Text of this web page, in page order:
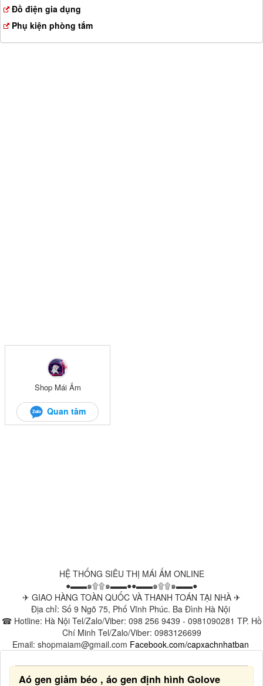
Đồ điện gia dụng
Phụ kiện phòng tắm
HỆ THỐNG SIÊU THỊ MÁI ẤM ONLINE
●▬▬๑۩۩๑▬▬●●▬▬๑۩۩๑▬▬●
✈ GIAO HÀNG TOÀN QUỐC VÀ THANH TOÁN TẠI NHÀ ✈
Địa chỉ: Số 9 Ngõ 75, Phố Vĩnh Phúc. Ba Đình Hà Nội
☎ Hotline: Hà Nội Tel/Zalo/Viber: 098 256 9439 - 0981090281 TP. Hồ
Chí Minh Tel/Zalo/Viber: 0983126699
Email: shopmaiam@gmail.com Facebook.com/capxachnhatban
Aó gen giảm béo , áo gen định hình Golove